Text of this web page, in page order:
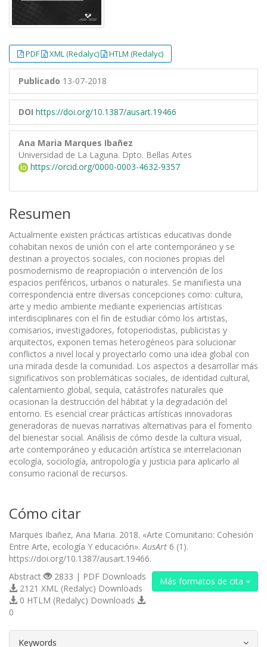
PDF XML (Redalyc) HTLM (Redalyc)
Publicado 13-07-2018
DOI https://doi.org/10.1387/ausart.19466
Ana Maria Marques Ibañez
Universidad de La Laguna. Dpto. Bellas Artes
https://orcid.org/0000-0003-4632-9357
Resumen
Actualmente existen prácticas artísticas educativas donde
cohabitan nexos de unión con el arte contemporáneo y se
destinan a proyectos sociales, con nociones propias del
posmodernismo de reapropiación o intervención de los
espacios periféricos, urbanos o naturales. Se manifiesta una
correspondencia entre diversas concepciones como: cultura,
arte y medio ambiente mediante experiencias artísticas
interdisciplinares con el fin de estudiar cómo los artistas,
comisarios, investigadores, fotoperiodistas, publicistas y
arquitectos, exponen temas heterogéneos para solucionar
conflictos a nivel local y proyectarlo como una idea global con
una mirada desde la comunidad. Los aspectos a desarrollar más
significativos son problemáticas sociales, de identidad cultural,
calentamiento global, sequía, catástrofes naturales que
ocasionan la destrucción del hábitat y la degradación del
entorno. Es esencial crear prácticas artísticas innovadoras
generadoras de nuevas narrativas alternativas para el fomento
del bienestar social. Análisis de cómo desde la cultura visual,
arte contemporáneo y educación artística se interrelacionan
ecología, sociología, antropología y justicia para aplicarlo al
consumo racional de recursos.
Cómo citar
Marques Ibañez, Ana Maria. 2018. «Arte Comunitario: Cohesión
Entre Arte, ecología Y educación». AusArt 6 (1).
https://doi.org/10.1387/ausart.19466.
Más formatos de cita
Abstract
2833 | PDF Downloads
2121 XML (Redalyc) Downloads
0 HTLM (Redalyc) Downloads
0
Keywords